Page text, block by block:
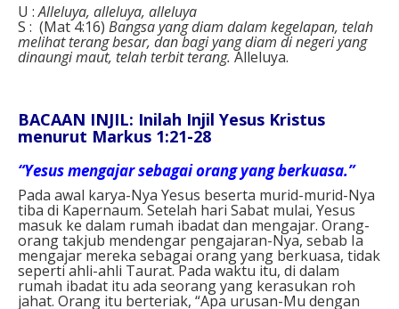
U :Alleluya, alleluya, alleluya
S : (Mat 4:16) Bangsa yang diam dalam kegelapan, telah
melihat terang besar, dan bagi yang diam di negeri yang
dinaungi maut, telah terbit terang. Alleluya.
BACAAN INJIL: Inilah Injil Yesus Kristus
menurut Markus 1:21-28
“Yesus mengajar sebagai orang yang berkuasa.”
Pada awal karya-Nya Yesus beserta murid-murid-Nya
tiba di Kapernaum. Setelah hari Sabat mulai, Yesus
masuk ke dalam rumah ibadat dan mengajar. Orang-
orang takjub mendengar pengajaran-Nya, sebab Ia
mengajar mereka sebagai orang yang berkuasa, tidak
seperti ahli-ahli Taurat. Pada waktu itu, di dalam
rumah ibadat itu ada seorang yang kerasukan roh
jahat. Orang itu berteriak, “Apa urusan-Mu dengan